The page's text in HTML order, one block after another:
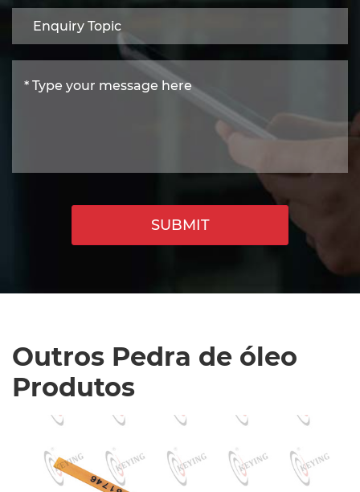
SUBMIT
Outros Pedra de óleo
Produtos